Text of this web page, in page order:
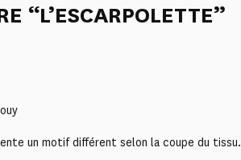
“L’ESCARPOLETTE”
un motif différent selon la coupe du tissu.